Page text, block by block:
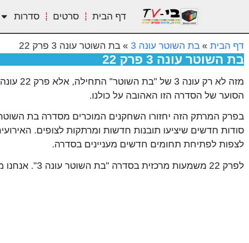
דף הבית סרטים סדרות
דף הבית » בת השוטר עונה 3 » בת השוטר עונה 3 פרק 22
בת השוטר עונה 3 פרק 22
הסוער של הסדרה הזו האהובה על כולנו.
בפרק המרתק הזה יחזורו השחקנים המוכרים מסדרה בת
סודות חדשים שיציעו תובנות חדשות ומרתקות לצופים.
לצפות לפתיחת תחומים חדשים מעניינים בסדרה.
לפרק 22 משמעות מרכזית בסדרה "בת השוטר עונה 3". אנחנו מחכים בקור שלמות ופנאטים לפתח העלילה המרגש הזה.